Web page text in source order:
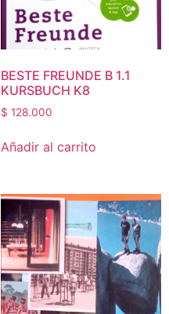
BESTE FREUNDE B 1.1
KURSBUCH K8
$ 128.000
Añadir al carrito